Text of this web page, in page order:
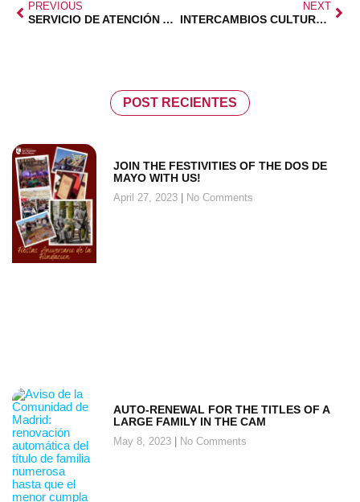
PREVIOUS
SERVICIO DE ATENCIÓN A LAS FAMILIAS FEDMA
NEXT
INTERCAMBIOS CULTURALES AIPC PANDORA
POST RECIENTES
JOIN THE FESTIVITIES OF THE DOS DE
MAYO WITH US!
April 27, 2023 No Comments
AUTO-RENEWAL FOR THE TITLES OF A
LARGE FAMILY IN THE CAM
May 8, 2023 No Comments